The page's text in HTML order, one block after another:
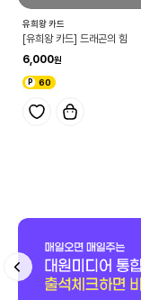
유희왕 카드
[유희왕 카드] 드래곤의 힘
6,000
60